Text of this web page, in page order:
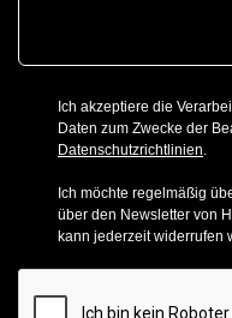
Ich akzeptiere die
Daten zum Zwecke der
Datenschutzrichtlinien
Ich möchte regelmäßig
über den Newsletter von
kann jederzeit widerrufen